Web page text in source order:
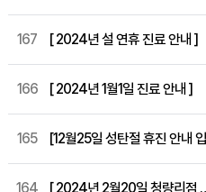
167 [ 2024년 설 연휴 진료 안내 ]
166 [ 2024년 1월1일 진료 안내 ]
165
164 [ 2024년 2